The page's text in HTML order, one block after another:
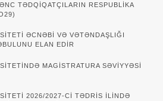
TƏDQİQATÇILARIN RESPUBLİKA
ƏCNƏBI VƏ VƏTƏNDAŞLIĞI
ELAN EDIR
MAGISTRATURA SƏVIYYƏSI
2026/2027-Cİ TƏDRİS İLİNDƏ